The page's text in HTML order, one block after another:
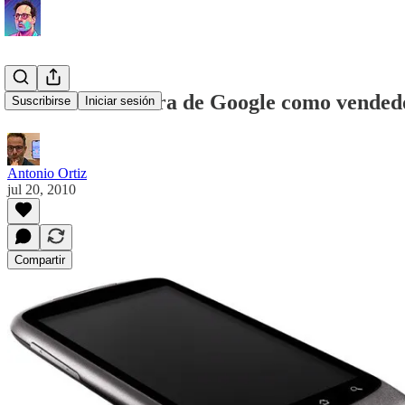
Suscribirse Iniciar sesión
Fin de la aventura de Google como
Antonio Ortiz
jul 20, 2010
Compartir